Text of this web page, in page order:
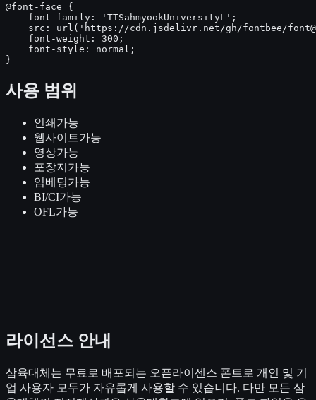
@font-face {
    font-family: 'TTSahmyookUniversityL';
src: url('https://cdn.jsdelivr.net/gh/fontbee/
    font-weight: 300;
    font-style: normal;
}
사용 범위
인쇄 가능
웹사이트가능
영상가능
포장지 가능
임베딩가능
BI/CI가능
OFL가능
라이선스 안내
삼육대체는 무료로 배포되는 오픈라이센스 폰트로 개인 및 기
업 사용자 모두가 자유롭게 사용할 수 있습니다. 다만 모든 삼